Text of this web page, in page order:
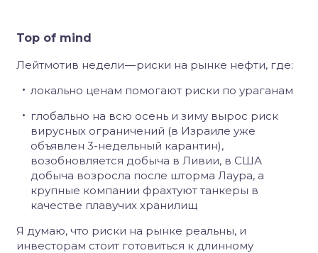
Top of mind
Лейтмотив недели — риски на рынке нефти, где:
локально ценам помогают риски по ураганам
глобально на всю осень и зиму вырос риск
вирусных ограничений (в Израиле уже
объявлен 3-недельный карантин),
возобновляется добыча в Ливии, в США
добыча возросла после шторма Лаура, а
крупные компании фрахтуют танкеры в
качестве плавучих хранилищ
Я думаю, что риски на рынке реальны, и
инвесторам стоит готовиться к длинному